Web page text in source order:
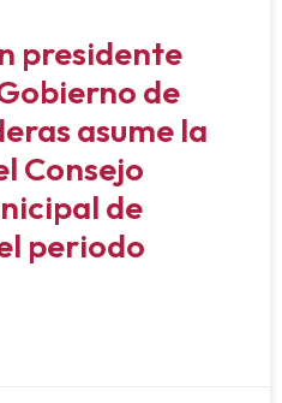
presidente
de
asume la
Consejo
de
periodo